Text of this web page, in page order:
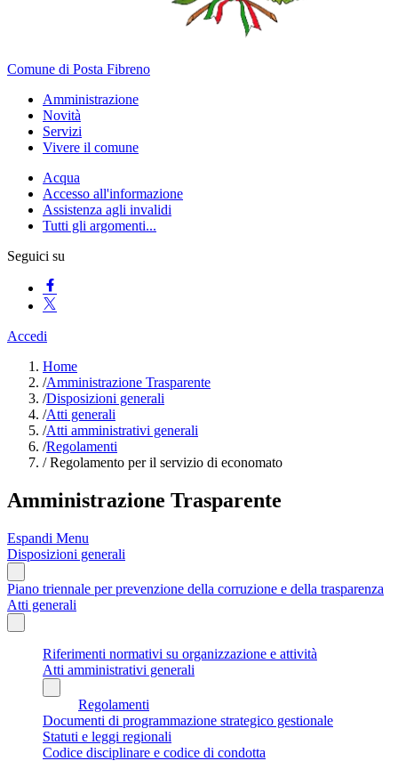
Comune di Posta Fibreno
Amministrazione
Novità
Servizi
Vivere il comune
Acqua
Accesso all'informazione
Assistenza agli invalidi
Tutti gli argomenti...
Seguici su
Accedi
Home
/Amministrazione Trasparente
/Disposizioni generali
/Atti generali
/Atti amministrativi generali
/Regolamenti
/Regolamento per il servizio di economato
Amministrazione Trasparente
Espandi Menu
Disposizioni generali
Piano triennale per prevenzione della corruzione e della trasparenza
Atti generali
Riferimenti normativi su organizzazione e attività
Atti amministrativi generali
Regolamenti
Documenti di programmazione strategico gestionale
Statuti e leggi regionali
Codice disciplinare e codice di condotta